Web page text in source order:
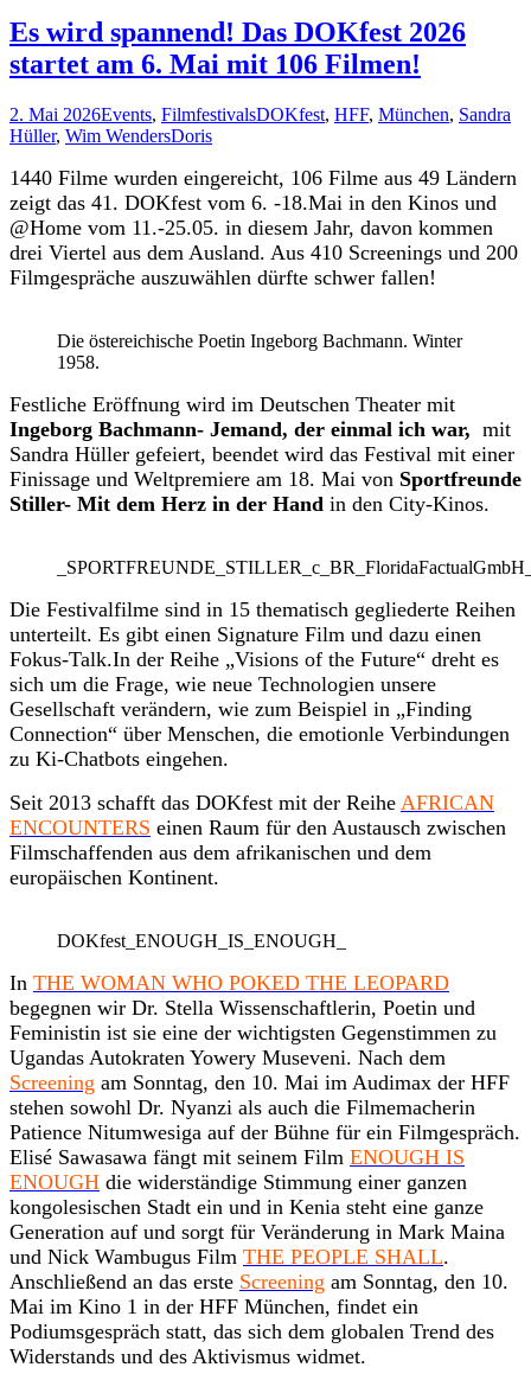
2026
Es wird spannend! Das DOKfest 2026
startet am 6. Mai mit 106 Filmen!
2. Mai 2026Events, FilmfestivalsDOKfest, HFF, München, Sandra
Hüller, Wim WendersDoris
1440 Filme wurden eingereicht, 106 Filme aus 49 Ländern
zeigt das 41. DOKfest vom 6. -18.Mai in den Kinos und
@Home vom 11.-25.05. in diesem Jahr, davon kommen
drei Viertel aus dem Ausland. Aus 410 Screenings und 200
Filmgespräche auszuwählen dürfte schwer fallen!
Die östereichische Poetin Ingeborg Bachmann. Winter
1958.
Festliche Eröffnung wird im Deutschen Theater mit
Ingeborg Bachmann- Jemand, der einmal ich war, mit
Sandra Hüller gefeiert, beendet wird das Festival mit einer
Finissage und Weltpremiere am 18. Mai von Sportfreunde
Stiller- Mit dem Herz in der Hand in den City-Kinos.
Die Festivalfilme sind in 15 thematisch gegliederte Reihen
unterteilt. Es gibt einen Signature Film und dazu einen
Fokus-Talk.In der Reihe „Visions of the Future“ dreht es
sich um die Frage, wie neue Technologien unsere
Gesellschaft verändern, wie zum Beispiel in „Finding
Connection“ über Menschen, die emotionle Verbindungen
zu Ki-Chatbots eingehen.
Seit 2013 schafft das DOKfest mit der Reihe AFRICAN
ENCOUNTERS einen Raum für den Austausch zwischen
Filmschaffenden aus dem afrikanischen und dem
europäischen Kontinent.
DOKfest_ENOUGH_IS_ENOUGH_
In THE WOMAN WHO POKED THE LEOPARD
begegnen wir Dr. Stella Wissenschaftlerin, Poetin und
Feministin ist sie eine der wichtigsten Gegenstimmen zu
Ugandas Autokraten Yowery Museveni. Nach dem
Screening am Sonntag, den 10. Mai im Audimax der HFF
stehen sowohl Dr. Nyanzi als auch die Filmemacherin
Patience Nitumwesiga auf der Bühne für ein Filmgespräch.
Elisé Sawasawa fängt mit seinem Film ENOUGH IS
ENOUGH die widerständige Stimmung einer ganzen
kongolesischen Stadt ein und in Kenia steht eine ganze
Generation auf und sorgt für Veränderung in Mark Maina
und Nick Wambugus Film THE PEOPLE SHALL.
Anschließend an das erste Screening am Sonntag, den 10.
Mai im Kino 1 in der HFF München, findet ein
Podiumsgespräch statt, das sich dem globalen Trend des
Widerstands und des Aktivismus widmet.